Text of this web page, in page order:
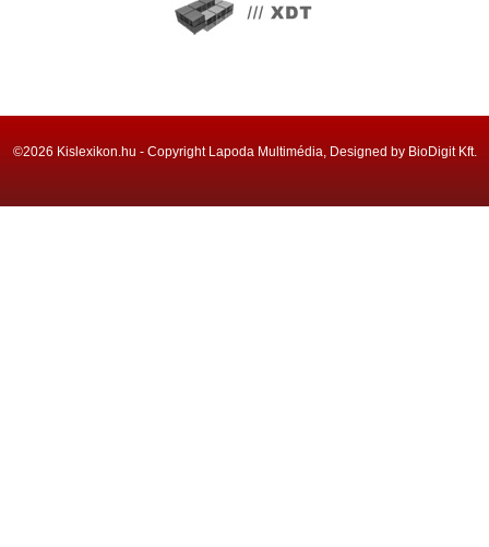
©2026 Kislexikon.hu - Copyright Lapoda Multimédia, Designed by BioDigit Kft.